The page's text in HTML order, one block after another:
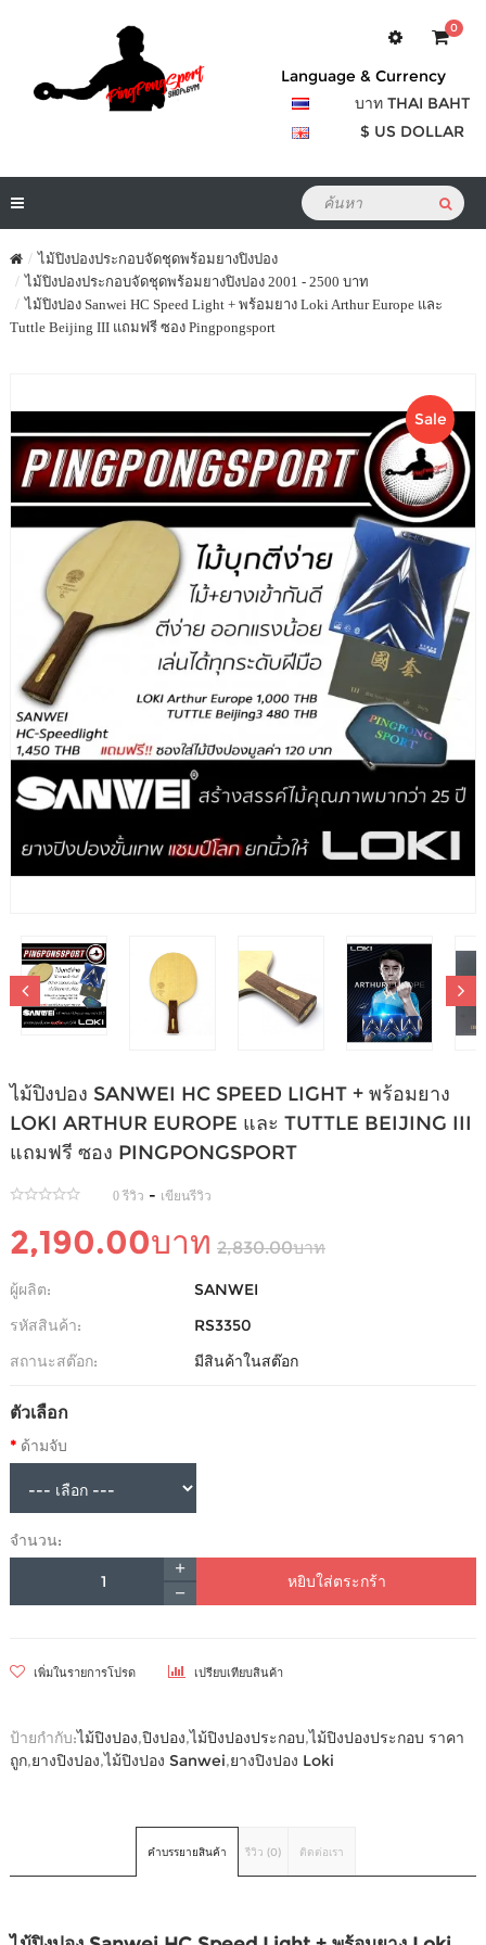
0
Language & Currency
บาท THAI BAHT
$ US DOLLAR
ไม้ปิงปองประกอบจัดชุดพร้อมยางปิงปอง
ไม้ปิงปองประกอบจัดชุดพร้อมยางปิงปอง 2001 - 2500 บาท
ไม้ปิงปอง Sanwei HC Speed Light + พร้อมยาง Loki Arthur Europe และ
Tuttle Beijing III แถมฟรี ซอง Pingpongsport
Sale
ไม้ปิงปอง SANWEI HC SPEED LIGHT + พร้อมยาง
LOKI ARTHUR EUROPE และ TUTTLE BEIJING III
แถมฟรี ซอง PINGPONGSPORT
0 รีวิว - เขียนรีวิว
2,190.00บาท 2,830.00บาท
ผู้ผลิต:
SANWEI
รหัสสินค้า:
RS3350
สถานะสต๊อก:
มีสินค้าในสต๊อก
ตัวเลือก
ด้ามจับ
จำนวน:
หยิบใส่ตระกร้า
เพิ่มในรายการโปรด เปรียบเทียบสินค้า
ป้ายกำกับ:ไม้ปิงปอง,ปิงปอง,ไม้ปิงปองประกอบ,ไม้ปิงปองประกอบ ราคา
ถูก,ยางปิงปอง,ไม้ปิงปอง Sanwei,ยางปิงปอง Loki
คำบรรยายสินค้า รีวิว (0) ติดต่อเรา